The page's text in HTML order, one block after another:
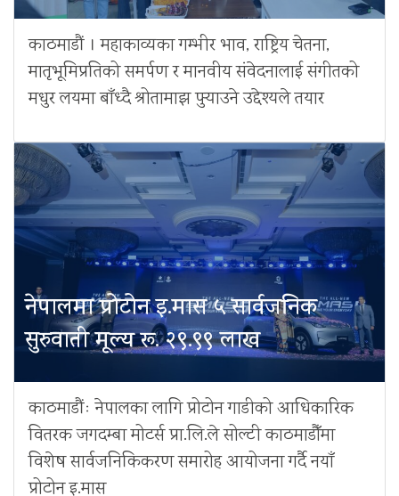
काठमाडौं । महाकाव्यका गम्भीर भाव, राष्ट्रिय चेतना,
मातृभूमिप्रतिको समर्पण र मानवीय संवेदनालाई संगीतको
मधुर लयमा बाँध्दै श्रोतामाझ पुर्‍याउने उद्देश्यले तयार
नेपालमा प्रोटोन इ.मास ५ सार्वजनिक
सुरुवाती मूल्य रू. २९.९९ लाख
काठमाडौंः नेपालका लागि प्रोटोन गाडीको आधिकारिक
वितरक जगदम्बा मोटर्स प्रा.लि.ले सोल्टी काठमाडौँमा
विशेष सार्वजनिकिकरण समारोह आयोजना गर्दै नयाँ
प्रोटोन इ.मास